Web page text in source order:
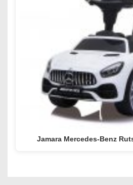
Jamara Mercedes-Benz